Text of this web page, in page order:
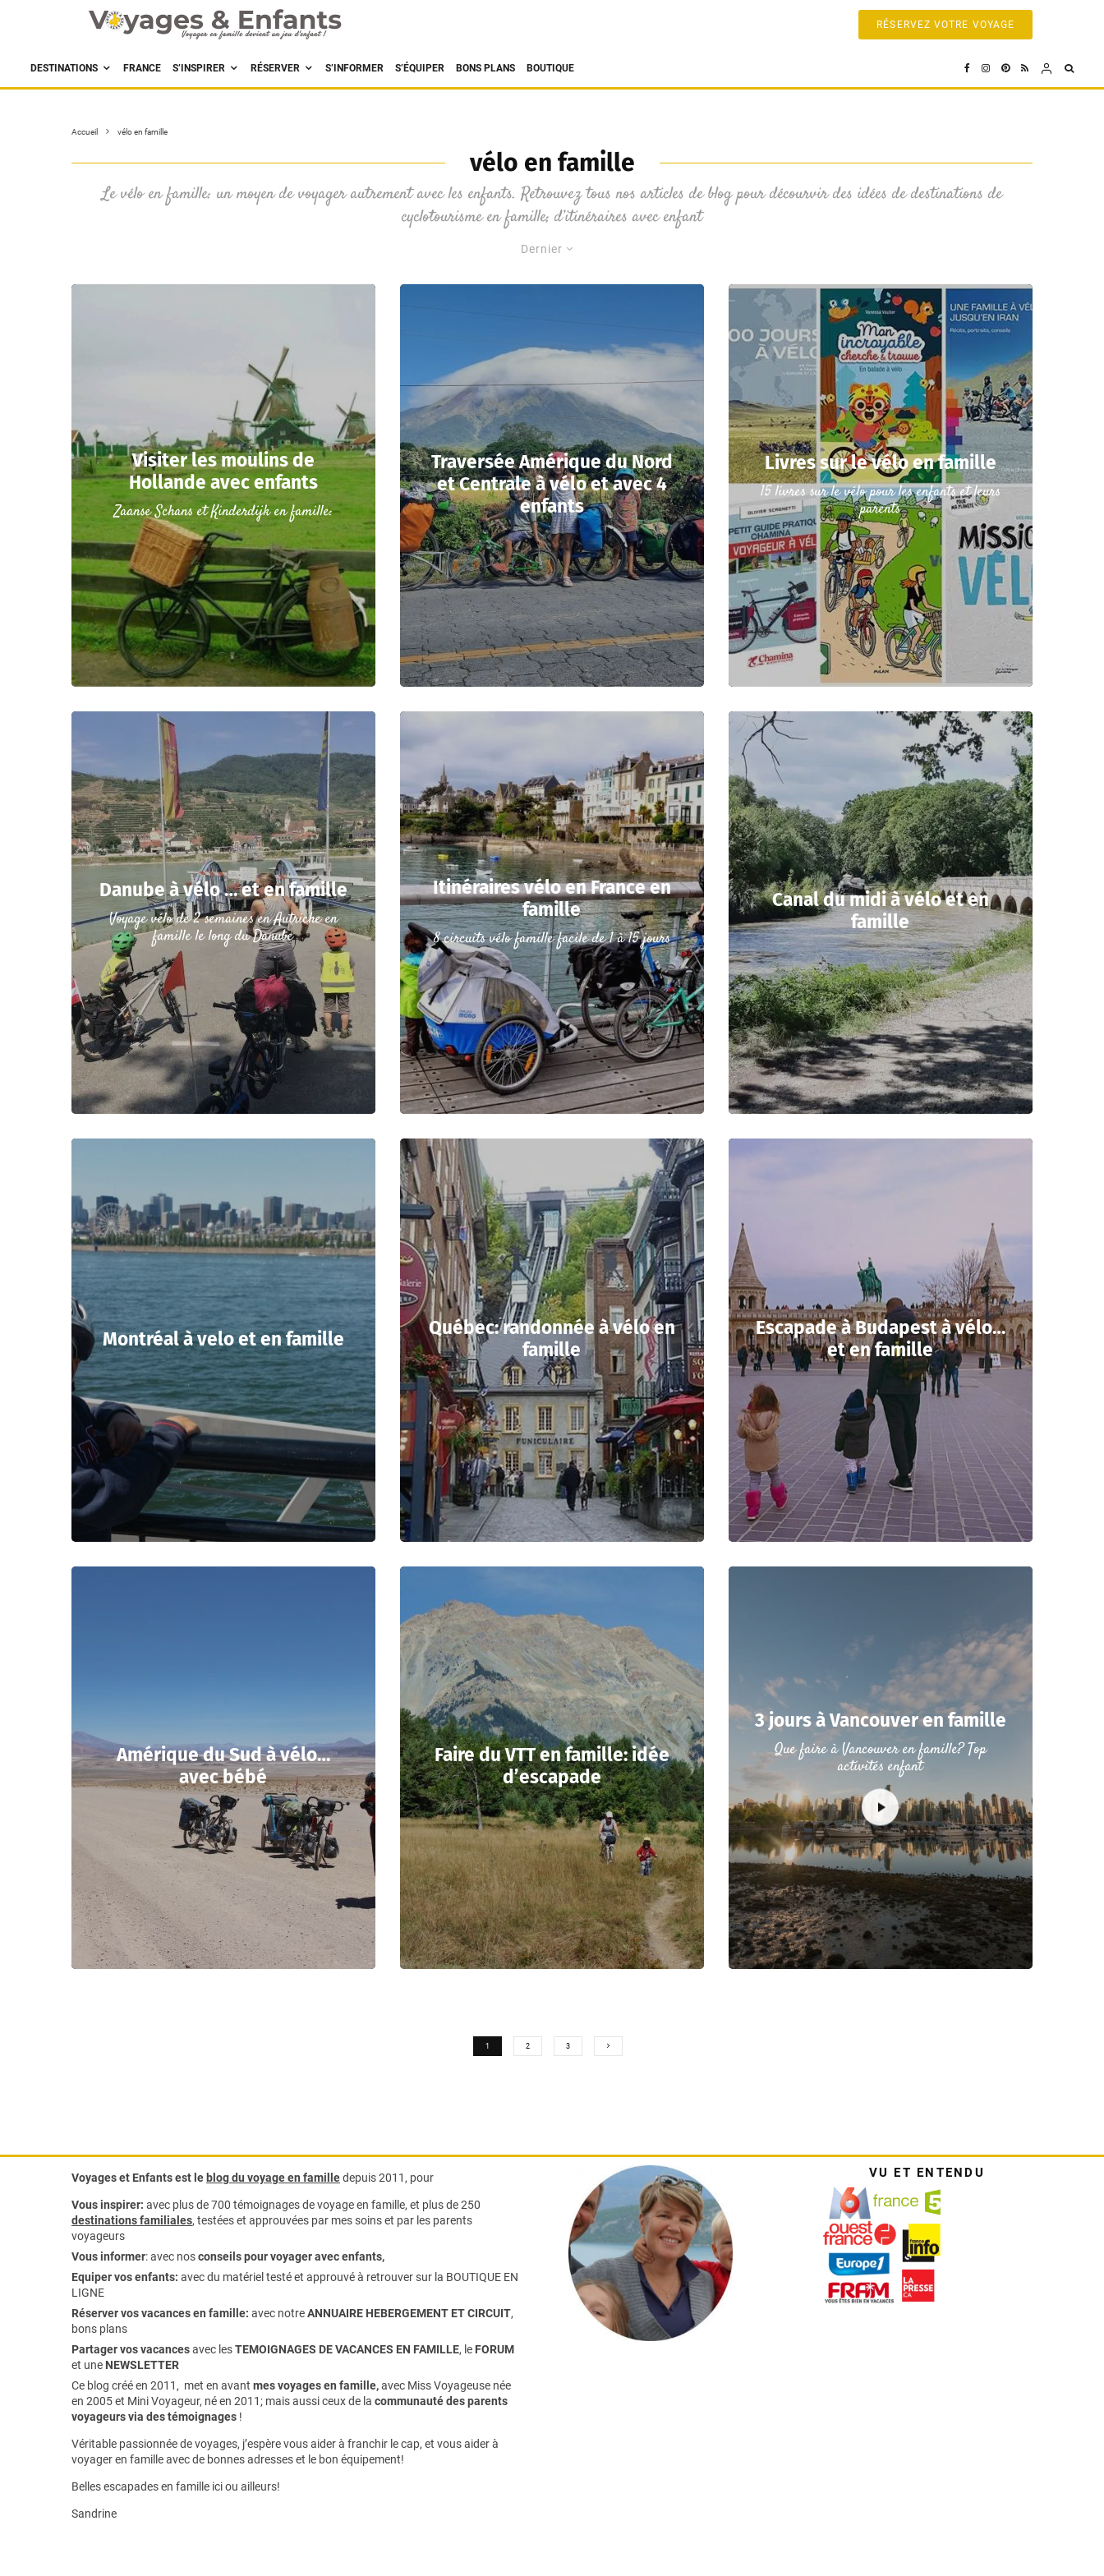
RÉSERVEZ VOTRE VOYAGE
DESTINATIONS FRANCE S’INSPIRER RÉSERVER S’INFORMER S’ÉQUIPER BONS PLANS BOUTIQUE
Accueil vélo en famille
vélo en famille
Le vélo en famille: un moyen de voyager autrement avec les enfants. Retrouvez tous nos articles de blog pour décourvir des idées de destinations de
cyclotourisme en famille; d’itinéraires avec enfant
Dernier
Visiter les moulins de
Hollande avec enfants
Zaanse Schans et Kinderdijk en famille:
Traversée Amérique du Nord
et Centrale à vélo et avec 4
enfants
Livres sur le vélo en famille
15 livres sur le vélo pour les enfants et leurs
parents
Danube à vélo … et en famille
Voyage vélo de 2 semaines en Autriche en
famille le long du Danube
Itinéraires vélo en France en
famille
8 circuits vélo famille facile de 1 à 15 jours
Canal du midi à vélo et en
famille
Montréal à velo et en famille
Québec: randonnée à vélo en
famille
Escapade à Budapest à vélo…
et en famille
Amérique du Sud à vélo…
avec bébé
Faire du VTT en famille: idée
d’escapade
3 jours à Vancouver en famille
Que faire à Vancouver en famille? Top
activités enfant
1 2 3
Voyages et Enfants est le blog du voyage en familledepuis 2011, pour
Vous inspirer: avec plus de 700 témoignages devoyage en famille, et plus de 250
destinations familiales, testées et approuvées par mes soins et par les parents
voyageurs
Vous informer:avec nosconseils pour voyager avec enfants,
Equiper vos enfants: avec du matériel testé et approuvé à retrouver sur la BOUTIQUE EN
LIGNE
Réserver vos vacances en famille: avec notreANNUAIRE HEBERGEMENT ET CIRCUIT,
bons plans
Partager vos vacancesavec lesTEMOIGNAGES DE VACANCES EN FAMILLE, le FORUM
et une NEWSLETTER
Ce blog créé en 2011, met en avant mes voyages en famille,avec Miss Voyageuse née
en 2005 et Mini Voyageur, né en 2011; mais aussi ceux de la communauté des parents
voyageurs via des témoignages !
Véritable passionnée de voyages, j’espère vous aider à franchir le cap, et vous aider à
voyager en famille avec de bonnes adresses et le bon équipement!
Belles escapades en famille ici ou ailleurs!
Sandrine
VU ET ENTENDU